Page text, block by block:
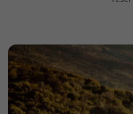
topatlantico@topatlantico.com